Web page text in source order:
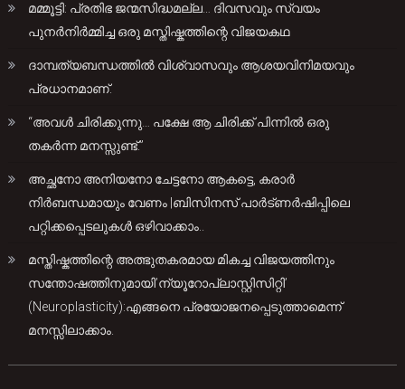
മമ്മൂട്ടി: പ്രതിഭ ജന്മസിദ്ധമല്ല… ദിവസവും സ്വയം
പുനർനിർമ്മിച്ച ഒരു മസ്തിഷ്കത്തിന്റെ വിജയകഥ
ദാമ്പത്യബന്ധത്തിൽ വിശ്വാസവും ആശയവിനിമയവും
പ്രധാനമാണ്.
“അവൾ ചിരിക്കുന്നു… പക്ഷേ ആ ചിരിക്ക് പിന്നിൽ ഒരു
തകർന്ന മനസ്സുണ്ട്.”
അച്ഛനോ അനിയനോ ചേട്ടനോ ആകട്ടെ, കരാർ
നിർബന്ധമായും വേണം |ബിസിനസ് പാർട്ണർഷിപ്പിലെ
പറ്റിക്കപ്പെടലുകൾ ഒഴിവാക്കാം..
മസ്തിഷ്കത്തിന്റെ അത്ഭുതകരമായ മികച്ച വിജയത്തിനും
സന്തോഷത്തിനുമായി’ന്യൂറോപ്ലാസ്റ്റിസിറ്റി’
(Neuroplasticity):എങ്ങനെ പ്രയോജനപ്പെടുത്താമെന്ന്
മനസ്സിലാക്കാം.